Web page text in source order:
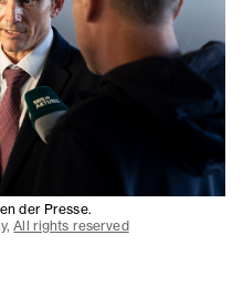
der Presse.
All rights reserved